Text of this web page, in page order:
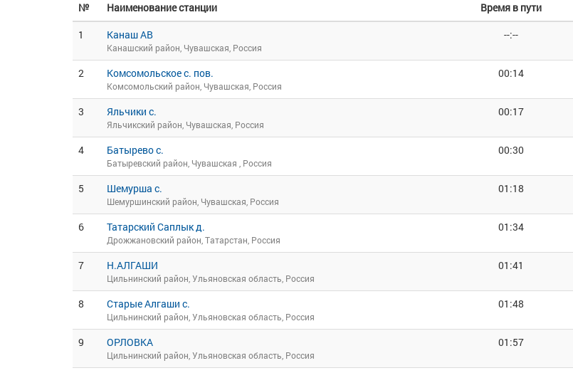
№ Наименование станции Время в пути
1
Канаш АВ
Канашский район, Чувашская, Россия
--:--
2 Комсомольское с. пов.
Комсомольский район, Чувашская, Россия
00:14
3 Яльчики с.
Яльчикский район, Чувашская, Россия
00:17
4 Батырево с.
Батыревский район, Чувашская , Россия
00:30
5 Шемурша с.
Шемуршинский район, Чувашская, Россия
01:18
6 Татарский Саплык д.
Дрожжановский район, Татарстан, Россия
01:34
7 Н.АЛГАШИ
Цильнинский район, Ульяновская область, Россия
01:41
8 Старые Алгаши с.
Цильнинский район, Ульяновская область, Россия
01:48
9 ОРЛОВКА
Цильнинский район, Ульяновская область, Россия
01:57